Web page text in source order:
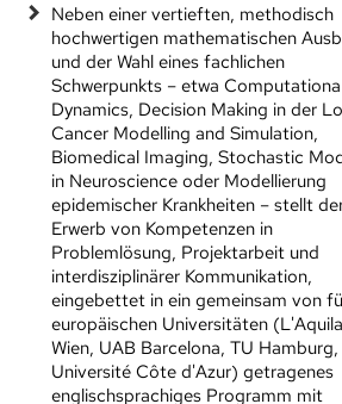
Neben einer vertieften, methodisch
hochwertigen mathematischen
und der Wahl eines fachlichen
Schwerpunkts – etwa
Dynamics, Decision Making in der
Cancer Modelling and Simulation,
Biomedical Imaging, Stochastic
in Neuroscience oder Modellierung
epidemischer Krankheiten – stellt
Erwerb von Kompetenzen in
Problemlösung, Projektarbeit und
interdisziplinärer Kommunikation,
eingebettet in ein gemeinsam von
europäischen Universitäten
Wien, UAB Barcelona, TU Hamburg,
Université Côte d'Azur) getragenes
englischsprachiges Programm mit